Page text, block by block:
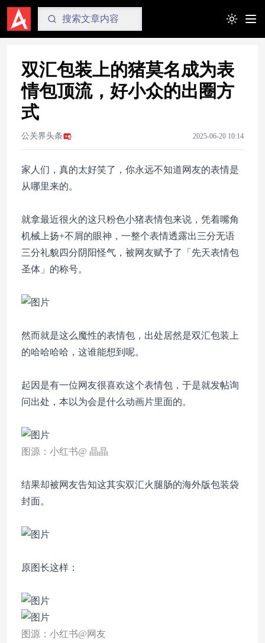
Toggle
双汇包装上的猪莫名成为表
情包顶流，好小众的出圈方
式
公关界头条 2025-06-20 10:14
家人们，真的太好笑了，你永远不知道网友的表情是
从哪里来的。
就拿最近很火的这只粉色小猪表情包来说，凭着嘴角
机械上扬+不屑的眼神，一整个表情透露出三分无语
三分礼貌四分阴阳怪气，被网友赋予了「先天表情包
圣体」的称号。
然而就是这么魔性的表情包，出处居然是双汇包装上
的哈哈哈哈，这谁能想到呢。
起因是有一位网友很喜欢这个表情包，于是就发帖询
问出处，本以为会是什么动画片里面的。
图源：小红书@ 晶晶
结果却被网友告知这其实双汇火腿肠的海外版包装袋
封面。
原图长这样：
图源：小红书@网友